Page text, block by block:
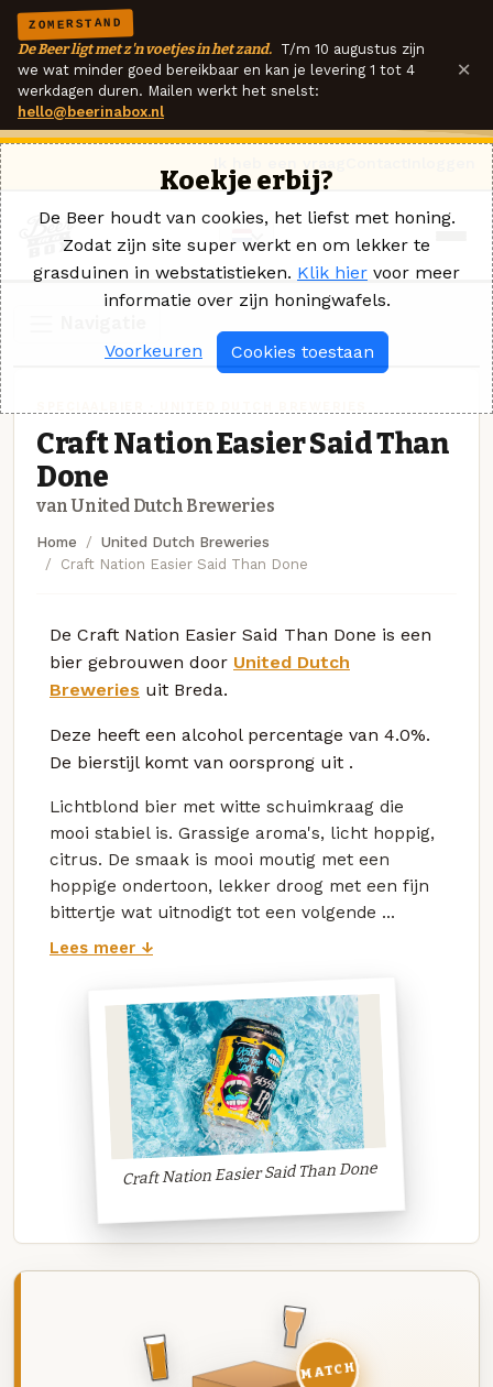
ZOMERSTAND
De Beer ligt met z'n voetjes in het zand. T/m 10 augustus zijn
we wat minder goed bereikbaar en kan je levering 1 tot 4
werkdagen duren. Mailen werkt het snelst:
hello@beerinabox.nl
×
Craft Nation Easier Said Than
Done
van United Dutch Breweries
Home
United Dutch Breweries
Craft Nation Easier Said Than Done
De Craft Nation Easier Said Than Done is een
bier gebrouwen door United Dutch
Breweries uit Breda.
Deze heeft een alcohol percentage van 4.0%.
De bierstijl komt van oorsprong uit .
Lichtblond bier met witte schuimkraag die
mooi stabiel is. Grassige aroma's, licht hoppig,
citrus. De smaak is mooi moutig met een
hoppige ondertoon, lekker droog met een fijn
bittertje wat uitnodigt tot een volgende ...
Lees meer ↓
Craft Nation Easier Said Than Done
MATCH
Koekje erbij?
De Beer houdt van cookies, het liefst met honing.
Zodat zijn site super werkt en om lekker te
grasduinen in webstatistieken. Klik hier voor meer
informatie over zijn honingwafels.
Voorkeuren Cookies toestaan